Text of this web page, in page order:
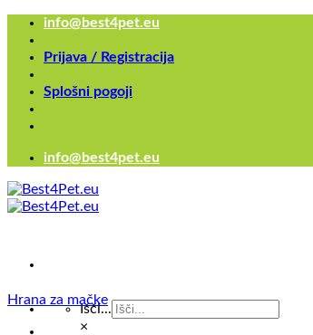
Skoči
vsebino
info@best4pet.eu
Prijava / Registracija
Splošni pogoji
info@best4pet.eu
Išči...
×
Hrana za mačke